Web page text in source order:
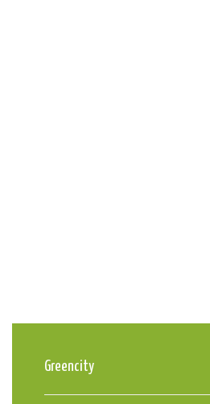
Greencity